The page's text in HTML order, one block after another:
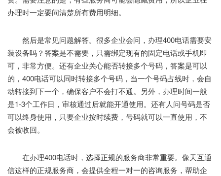
办理时一定要问清楚所有费用明细。
然后是常见问题解答。很多企业会问，办理400电话需要安
装设备吗？答案是不需要，只需绑定现有的固定电话或手机即
可，非常方便。还有企业关心能否转接多个号码，答案是可以
的，400电话可以同时转接多个号码，当一个号码占线时，会自
动转接到下一个，确保客户不会打不通。另外，办理时间一般
是1-3个工作日，审核通过后就能开通使用。还有人问号码是否
可以终身使用，只要企业按时续费，号码就可以一直使用，不
会被收回。
在办理400电话时，选择正规的服务商非常重要。像天互通
信这样的正规服务商，会提供全程一对一的咨询服务，帮助企